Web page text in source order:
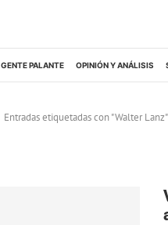
GENTE PALANTE OPINIÓN Y ANÁLISIS
Entradas etiquetadas con "Walter Lanz"